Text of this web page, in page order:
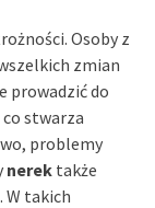
Osoby z
zmian
prowadzić do
stwarza
problemy
nerek także
W takich